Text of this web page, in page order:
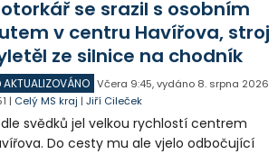
se srazil s osobním
v centru Havířova, stroj
ze silnice na chodník
AKTUALIZOVÁNO Včera 9:45,vydáno 8. srpna 2026
| Celý MS kraj |Jiří Cileček
svědků jel velkou rychlostí centrem
Do cesty mu ale vjelo odbočující